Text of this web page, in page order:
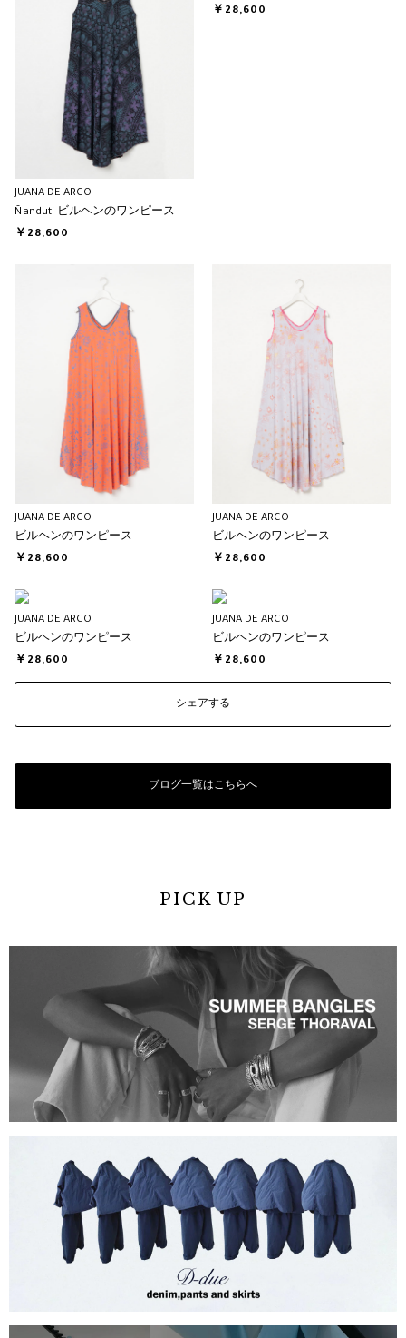
JUANA DE ARCO
Ñanduti ビルヘンのワンピース
￥28,600
￥28,600
JUANA DE ARCO
ビルヘンのワンピース
￥28,600
JUANA DE ARCO
ビルヘンのワンピース
￥28,600
JUANA DE ARCO
ビルヘンのワンピース
￥28,600
JUANA DE ARCO
ビルヘンのワンピース
￥28,600
シェアする
ブログ一覧はこちらへ
PICK UP